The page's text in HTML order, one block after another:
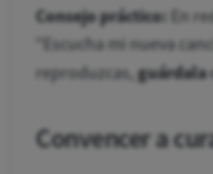
Consejo práctico: En
"Escucha mi nueva
reproduzcas, guárdala
Convencer a